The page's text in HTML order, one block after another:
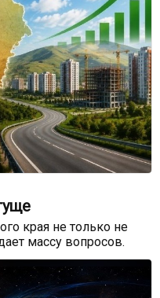
края не только не
массу вопросов.